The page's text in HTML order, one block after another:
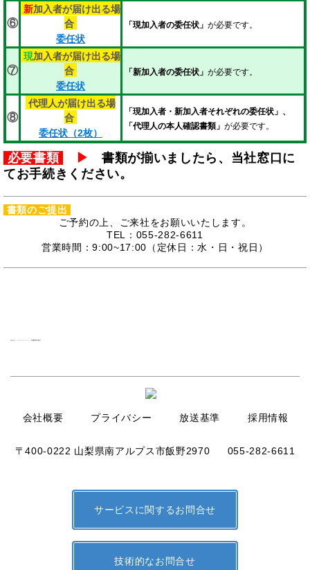
⑥
新加入者が届け出る場
合
委任状
「現加入者の委任状」 が必要です。
⑦
現加入者が届け出る場
合
委任状
「新加入者の委任状」 が必要です。
⑧
代理人が届け出る場
合
委任状（2枚）
「現加入者・新加入者それぞれの委任状」、
「代理人の本人確認書類」 が必要です。
必要書類 ▶
書類が揃いましたら、当社窓口に
てお手続きください。
書類のご提出
ご予約の上、ご来社をお願いいたします。
TEL：055-282-6611
営業時間：9:00~17:00（定休日：水・日・祝日）
会社概要 プライバシー 放送基準 採用情報
〒400-0222 山梨県南アルプス市飯野2970 055-282-6611
サービスに関するお問合せ
技術的なお問合せ